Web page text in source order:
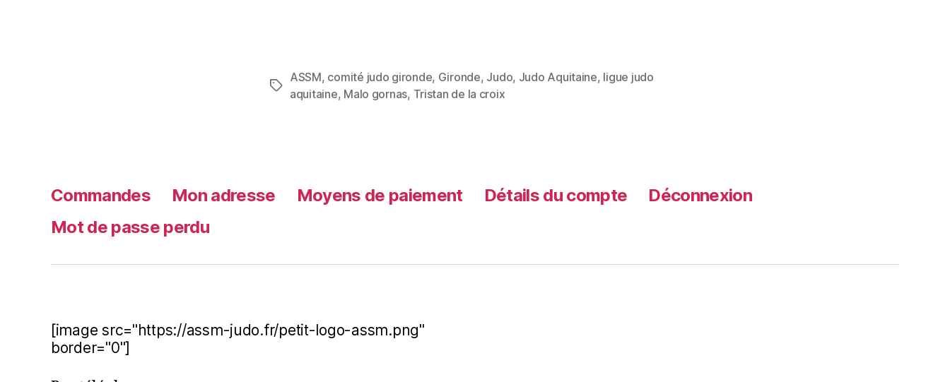
ASSM, comité judo gironde, Gironde, Judo, Judo Aquitaine, ligue judo
aquitaine, Malo gornas, Tristan de la croix
Commandes Mon adresse Moyens de paiement Détails du compte
Déconnexion
Mot de passe perdu
[image src="https://assm-judo.fr/petit-logo-assm.png"
border="0"]